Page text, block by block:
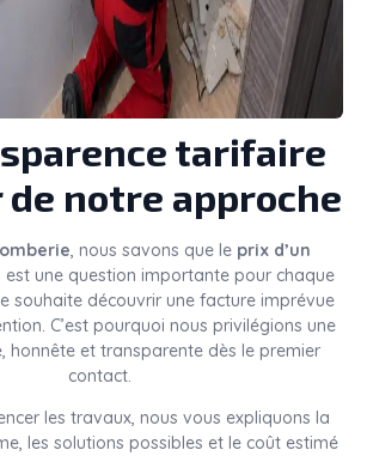
tarifaire
notre approche
, nous savons que le prix d’un
est une question importante pour chaque
souhaite découvrir une facture imprévue
C’est pourquoi nous privilégions une
honnête et transparente dès le premier
contact.
les travaux, nous vous expliquons la
les solutions possibles et le coût estimé